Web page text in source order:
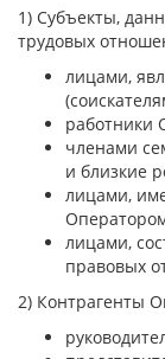
1) Субъекты,
трудовых
лицами,
работники
членами
и близкие
лицами,
лицами,
правовых
2) Контрагенты